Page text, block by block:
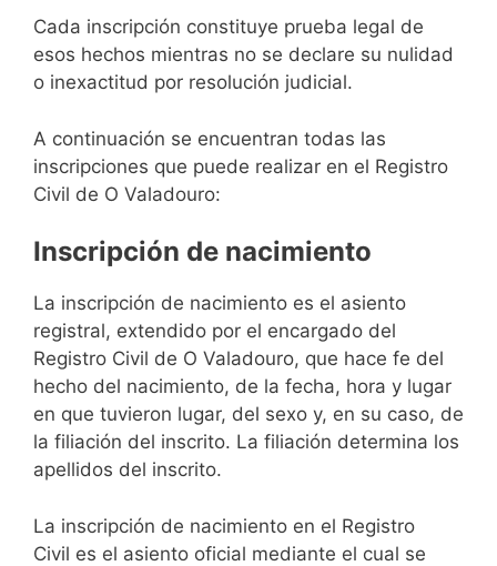
Cada inscripción constituye prueba legal de
esos hechos mientras no se declare su nulidad
o inexactitud por resolución judicial.
A continuación se encuentran todas las
inscripciones que puede realizar en el Registro
Civil de O Valadouro:
Inscripción de nacimiento
La inscripción de nacimiento es el asiento
registral, extendido por el encargado del
Registro Civil de O Valadouro, que hace fe del
hecho del nacimiento, de la fecha, hora y lugar
en que tuvieron lugar, del sexo y, en su caso, de
la filiación del inscrito. La filiación determina los
apellidos del inscrito.
La inscripción de nacimiento en el Registro
Civil es el asiento oficial mediante el cual se